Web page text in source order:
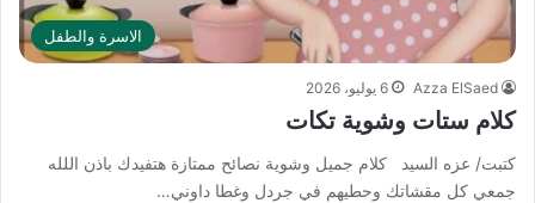
الاسرة والطفل
Azza ElSaed 6 يوليو، 2026
كلام ستات وشوية تكات
كتبت/ عزه السيد كلام جميل وشوية نصائح ممتازة هتفيدك باذن اللله
جمعي كل مقشاتك وحطيهم في جردل وغطا داوني…